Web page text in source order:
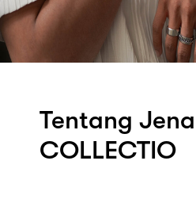
Tentang
COLLECTIO